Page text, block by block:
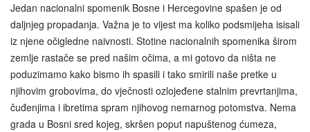
Jedan nacionalni spomenik Bosne i Hercegovine spašen je od
daljnjeg propadanja. Važna je to vijest ma koliko podsmijeha isisali
iz njene očigledne naivnosti. Stotine nacionalnih spomenika širom
zemlje rastače se pred našim očima, a mi gotovo da ništa ne
poduzimamo kako bismo ih spasili i tako smirili naše pretke u
njihovim grobovima, do vječnosti ozlojeđene stalnim prevrtanjima,
čuđenjima i ibretima spram njihovog nemarnog potomstva. Nema
grada u Bosni sred kojeg, skršen poput napuštenog ćumeza,